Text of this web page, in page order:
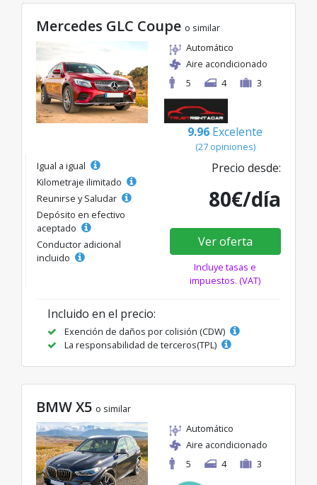
Mercedes GLC Coupe o similar
Automático
Aire acondicionado
5
4 3
9.96 Excelente
(27 opiniones)
Igual a igual
Kilometraje ilimitado
Reunirse y Saludar
Depósito en efectivo
aceptado
Conductor adicional
incluido
Precio desde:
80€/día
Ver oferta
Incluye tasas e
impuestos. (VAT)
Incluido en el precio:
Exención de daños por colisión (CDW)
La responsabilidad de terceros(TPL)
BMW X5 o similar
Automático
Aire acondicionado
5
4 3